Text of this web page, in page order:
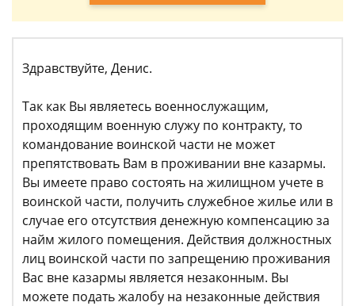
Здравствуйте, Денис.
Так как Вы являетесь военнослужащим,
проходящим военную служу по контракту, то
командование воинской части не может
препятствовать Вам в проживании вне казармы.
Вы имеете право состоять на жилищном учете в
воинской части, получить служебное жилье или в
случае его отсутствия денежную компенсацию за
найм жилого помещения. Действия должностных
лиц воинской части по запрещению проживания
Вас вне казармы является незаконным. Вы
можете подать жалобу на незаконные действия